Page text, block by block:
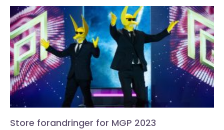
Store forandringer for MGP 2023